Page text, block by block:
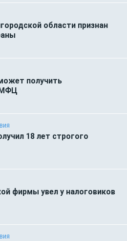
области признан
получить
МФЦ
18 лет строгого
фирмы увел у налоговиков